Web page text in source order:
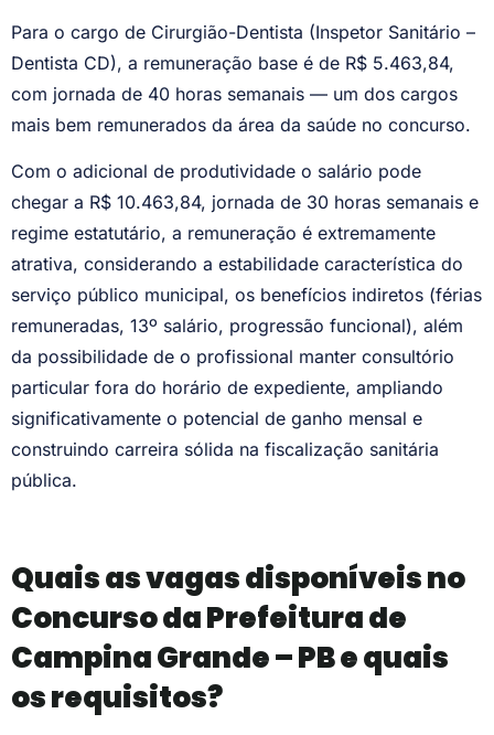
Para o cargo de Cirurgião-Dentista (Inspetor Sanitário –
Dentista CD), a remuneração base é de R$ 5.463,84,
com jornada de 40 horas semanais — um dos cargos
mais bem remunerados da área da saúde no concurso.
Com o adicional de produtividade o salário pode
chegar a R$ 10.463,84, jornada de 30 horas semanais e
regime estatutário, a remuneração é extremamente
atrativa, considerando a estabilidade característica do
serviço público municipal, os benefícios indiretos (férias
remuneradas, 13º salário, progressão funcional), além
da possibilidade de o profissional manter consultório
particular fora do horário de expediente, ampliando
significativamente o potencial de ganho mensal e
construindo carreira sólida na fiscalização sanitária
pública.
Quais as vagas disponíveis no
Concurso da Prefeitura de
Campina Grande – PB e quais
os requisitos?